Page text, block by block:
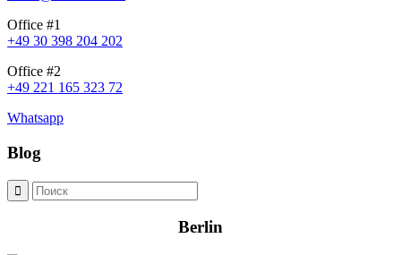
Office #1
+49 30 398 204 202
Office #2
+49 221 165 323 72
Whatsapp
Blog
Berlin